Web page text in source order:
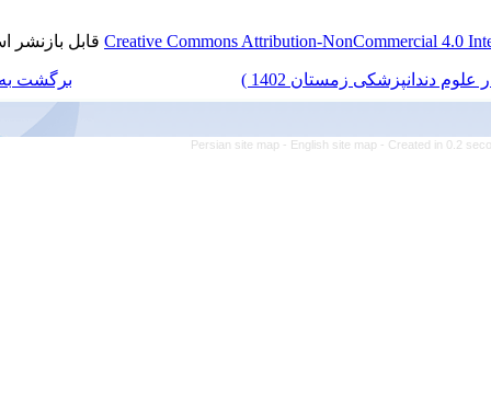
Creative Commonsقابل بازنشر است.
برگشت به فهرست نسخه ها
Persian site map -